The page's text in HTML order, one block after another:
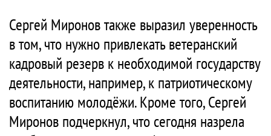
Сергей Миронов также выразил уверенность
в том, что нужно привлекать ветеранский
кадровый резерв к необходимой государству
деятельности, например, к патриотическому
воспитанию молодёжи. Кроме того, Сергей
Миронов подчеркнул, что сегодня назрела